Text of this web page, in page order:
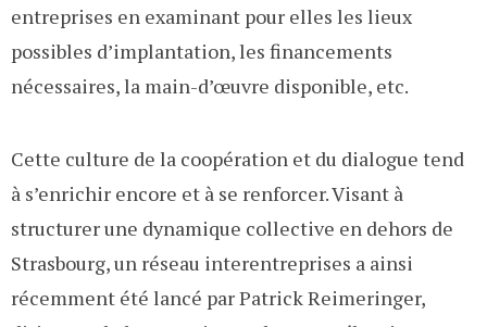
entreprises en examinant pour elles les lieux
possibles d’implantation, les financements
nécessaires, la main-d’œuvre disponible, etc.
Cette culture de la coopération et du dialogue tend
à s’enrichir encore et à se renforcer. Visant à
structurer une dynamique collective en dehors de
Strasbourg, un réseau interentreprises a ainsi
récemment été lancé par Patrick Reimeringer,